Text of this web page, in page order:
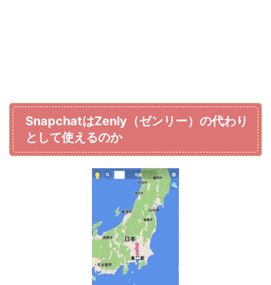
SnapchatはZenly（ゼンリー）の代わり
として使えるのか